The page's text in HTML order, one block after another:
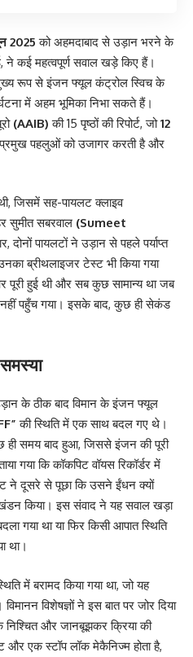
2025 को अहमदाबाद से उड़ान भरने के
ने कई महत्वपूर्ण सवाल खड़े किए हैं।
मुख्य रूप से इंजन फ्यूल कंट्रोल स्विच के
में अहम भूमिका निभा सकते हैं।
(AAIB)की 15 पृष्ठों की रिपोर्ट, जो12
प्रमुख पहलुओं को उजागर करती है और
जिसमें सह-पायलट क्लाइव
सुमीत सबरवाल (Sumeet
दोनों पायलटों ने उड़ान से पहले पर्याप्त
ब्रीथलाइजर टेस्ट भी किया गया
पूरी हुई थी और सब कुछ सामान्य था जब
पहुँच गया। इसके बाद, कुछ ही सेकंड
के ठीक बाद विमान के इंजन फ्यूल
की स्थिति में एक साथ बदल गए थे।
समय बाद हुआ, जिससे इंजन की पूरी
गया कि कॉकपिट वॉयस रिकॉर्डर में
ने दूसरे से पूछा कि उसने ईंधन क्यों
किया। इस संवाद ने यह सवाल खड़ा
गया था या फिर किसी आपात स्थिति
था।
में बरामद किया गया था, जो यह
विशेषज्ञों ने इस बात पर जोर दिया
और जानबूझकर क्रिया की
और एक स्टॉप लॉक मेकैनिज्म होता है,